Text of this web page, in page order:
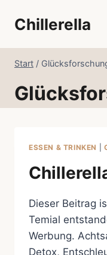
InhaltChillerella
Start /
ESSEN & TRINKEN
Dieser Beitrag
Temial
Werbung.
Detox,